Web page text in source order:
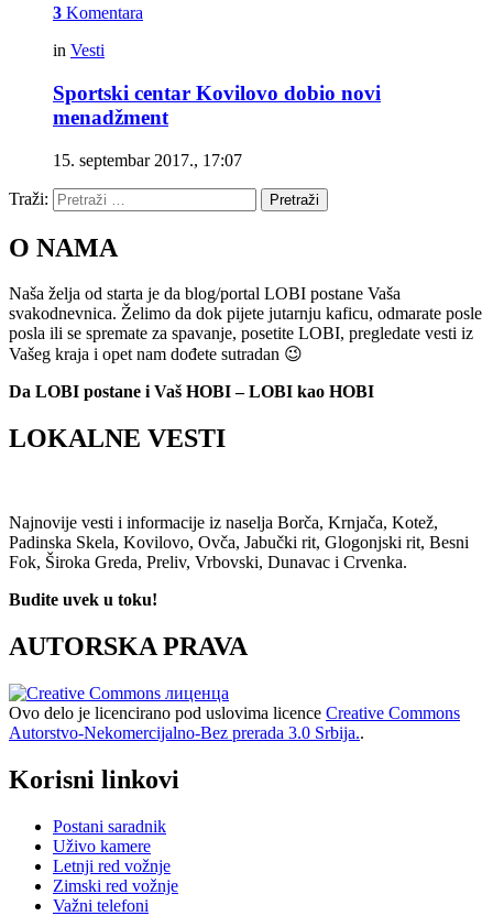
3 Komentara
in Vesti
Sportski centar Kovilovo dobio novi
menadžment
15. septembar 2017., 17:07
Traži: Pretraži
O NAMA
Naša želja od starta je da blog/portal LOBI postane Vaša
svakodnevnica. Želimo da dok pijete jutarnju kaficu, odmarate posle
posla ili se spremate za spavanje, posetite LOBI, pregledate vesti iz
Vašeg kraja i opet nam dođete sutradan 😉
Da LOBI postane i Vaš HOBI – LOBI kao HOBI
LOKALNE VESTI
Najnovije vesti i informacije iz naselja Borča, Krnjača, Kotež,
Padinska Skela, Kovilovo, Ovča, Jabučki rit, Glogonjski rit, Besni
Fok, Široka Greda, Preliv, Vrbovski, Dunavac i Crvenka.
Budite uvek u toku!
AUTORSKA PRAVA
Ovo delo je licencirano pod uslovima licence Creative Commons
Autorstvo-Nekomercijalno-Bez prerada 3.0 Srbija..
Korisni linkovi
Postani saradnik
Uživo kamere
Letnji red vožnje
Zimski red vožnje
Važni telefoni